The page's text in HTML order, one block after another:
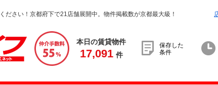
ださい！京都府下で21店舗展開中。物件掲載数が京都最大級！
本日の賃貸物件
17,091 件
保存した
条件